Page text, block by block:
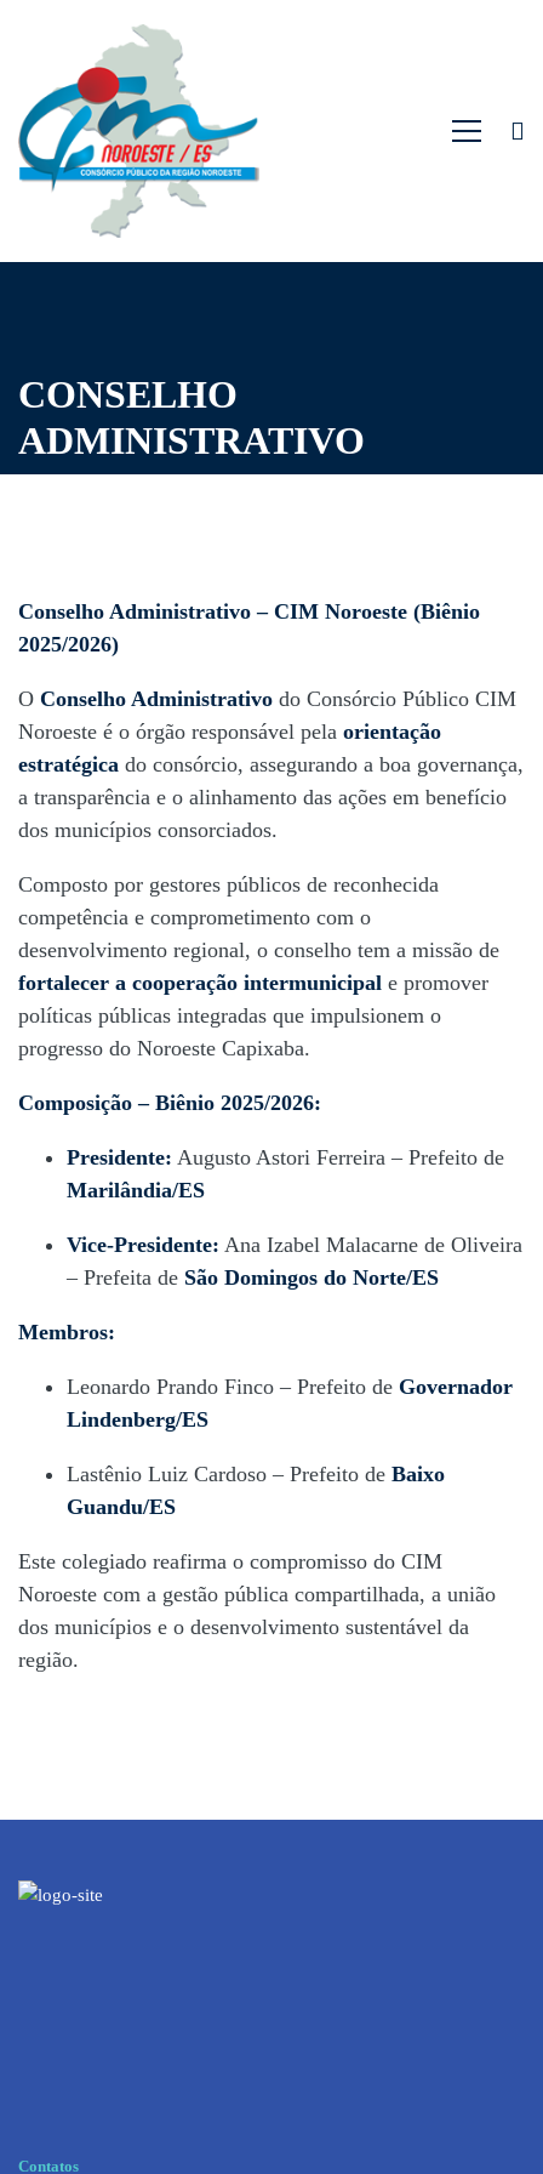
CONSELHO
ADMINISTRATIVO
CONSELHO
ADMINISTRATIVO
Conselho Administrativo – CIM Noroeste (Biênio
2025/2026)
O Conselho Administrativo do Consórcio Público CIM
Noroeste é o órgão responsável pela orientação
estratégica do consórcio, assegurando a boa governança,
a transparência e o alinhamento das ações em benefício
dos municípios consorciados.
Composto por gestores públicos de reconhecida
competência e comprometimento com o
desenvolvimento regional, o conselho tem a missão de
fortalecer a cooperação intermunicipal e promover
políticas públicas integradas que impulsionem o
progresso do Noroeste Capixaba.
Composição – Biênio 2025/2026:
Presidente: Augusto Astori Ferreira – Prefeito de
Marilândia/ES
Vice-Presidente: Ana Izabel Malacarne de Oliveira
– Prefeita de São Domingos do Norte/ES
Membros:
Leonardo Prando Finco – Prefeito de Governador
Lindenberg/ES
Lastênio Luiz Cardoso – Prefeito de Baixo
Guandu/ES
Este colegiado reafirma o compromisso do CIM
Noroeste com a gestão pública compartilhada, a união
dos municípios e o desenvolvimento sustentável da
região.
Contatos